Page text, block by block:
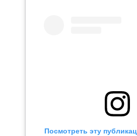
Посмотреть эту